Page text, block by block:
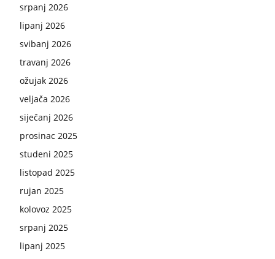
srpanj 2026
lipanj 2026
svibanj 2026
travanj 2026
ožujak 2026
veljača 2026
siječanj 2026
prosinac 2025
studeni 2025
listopad 2025
rujan 2025
kolovoz 2025
srpanj 2025
lipanj 2025